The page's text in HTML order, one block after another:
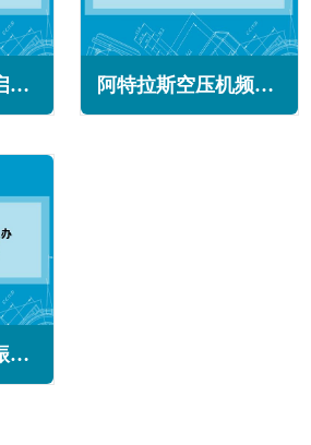
螺杆空压机无法启动怎么回事(原因排查与处理方法实用指南) 阿特拉斯空压机频繁加/卸载怎么办(常见原因与解决方法)
阿特拉斯空压机振动怎么办(常见原因与解决方法)